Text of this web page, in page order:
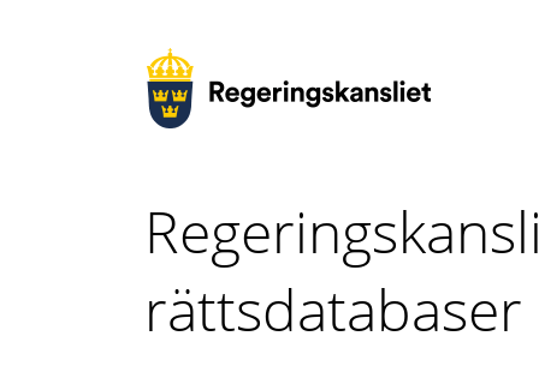
rättsdatabaser